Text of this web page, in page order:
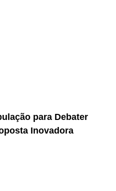
para Debater
Inovadora